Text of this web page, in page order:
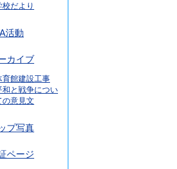
校だより
活動
カイブ
育館建設工事
和と戦争につい
の意見文
プ写真
ページ